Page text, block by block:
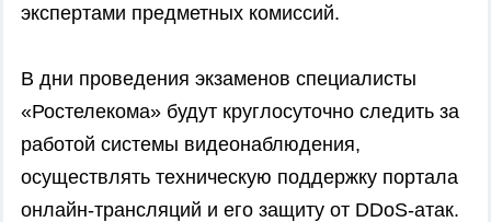
экспертами предметных комиссий.
В дни проведения экзаменов специалисты
«Ростелекома» будут круглосуточно следить за
работой системы видеонаблюдения,
осуществлять техническую поддержку портала
онлайн-трансляций и его защиту от DDoS-атак.